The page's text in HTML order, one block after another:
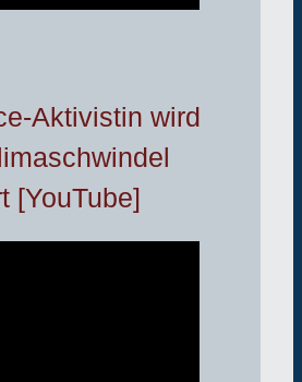
Aktivistin wird
[YouTube]